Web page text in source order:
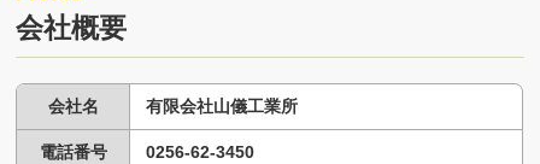
会社概要
会社名 有限会社山儀工業所
電話番号 0256-62-3450